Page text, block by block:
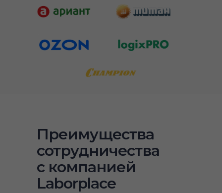
доступ бесплатно
Преимущества
сотрудничества
с компанией
Laborplace